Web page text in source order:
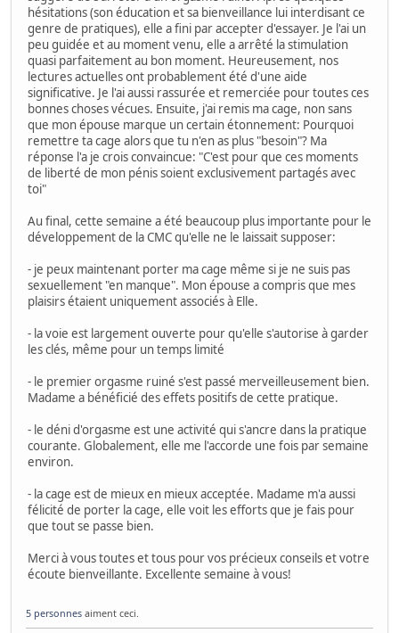
hésitations (son éducation et sa bienveillance lui interdisant ce
genre de pratiques), elle a fini par accepter d'essayer. Je l'ai un
peu guidée et au moment venu, elle a arrêté la stimulation
quasi parfaitement au bon moment. Heureusement, nos
lectures actuelles ont probablement été d'une aide
significative. Je l'ai aussi rassurée et remerciée pour toutes ces
bonnes choses vécues. Ensuite, j'ai remis ma cage, non sans
que mon épouse marque un certain étonnement: Pourquoi
remettre ta cage alors que tu n'en as plus "besoin"? Ma
réponse l'a je crois convaincue: "C'est pour que ces moments
de liberté de mon pénis soient exclusivement partagés avec
toi"
Au final, cette semaine a été beaucoup plus importante pour le
développement de la CMC qu'elle ne le laissait supposer:
- je peux maintenant porter ma cage même si je ne suis pas
sexuellement "en manque". Mon épouse a compris que mes
plaisirs étaient uniquement associés à Elle.
- la voie est largement ouverte pour qu'elle s'autorise à garder
les clés, même pour un temps limité
- le premier orgasme ruiné s'est passé merveilleusement bien.
Madame a bénéficié des effets positifs de cette pratique.
- le déni d'orgasme est une activité qui s'ancre dans la pratique
courante. Globalement, elle me l'accorde une fois par semaine
environ.
- la cage est de mieux en mieux acceptée. Madame m'a aussi
félicité de porter la cage, elle voit les efforts que je fais pour
que tout se passe bien.
Merci à vous toutes et tous pour vos précieux conseils et votre
écoute bienveillante. Excellente semaine à vous!
5 personnes aiment ceci.